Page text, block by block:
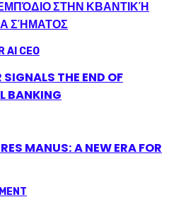
ΣΤΗΝ ΚΒΑΝΤΙΚΉ
ΣΉΜΑΤΟΣ
THE END OF
BANKING
MANUS: A NEW ERA FOR